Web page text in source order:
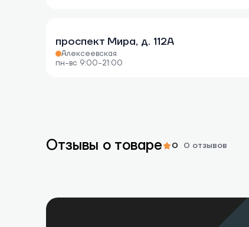
проспект Мира, д. 112А
Алексеевская
пн-вс 9:00-21:00
Отзывы о товаре 0 0 отзывов